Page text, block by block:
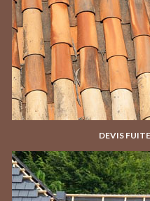
DEVIS